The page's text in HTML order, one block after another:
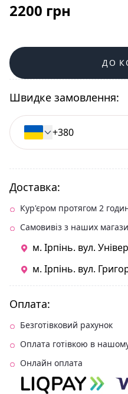
2200 грн
ДО
Швидке замовлення:
Доставка:
Кур'єром протягом 2
Самовивіз з наших
м. Ірпінь. вул.
м. Ірпінь. вул.
Оплата:
Безготівковий рахунок
Оплата готівкою в
Онлайн оплата